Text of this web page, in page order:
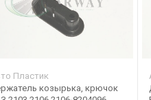
Пластик
козырька, крючок